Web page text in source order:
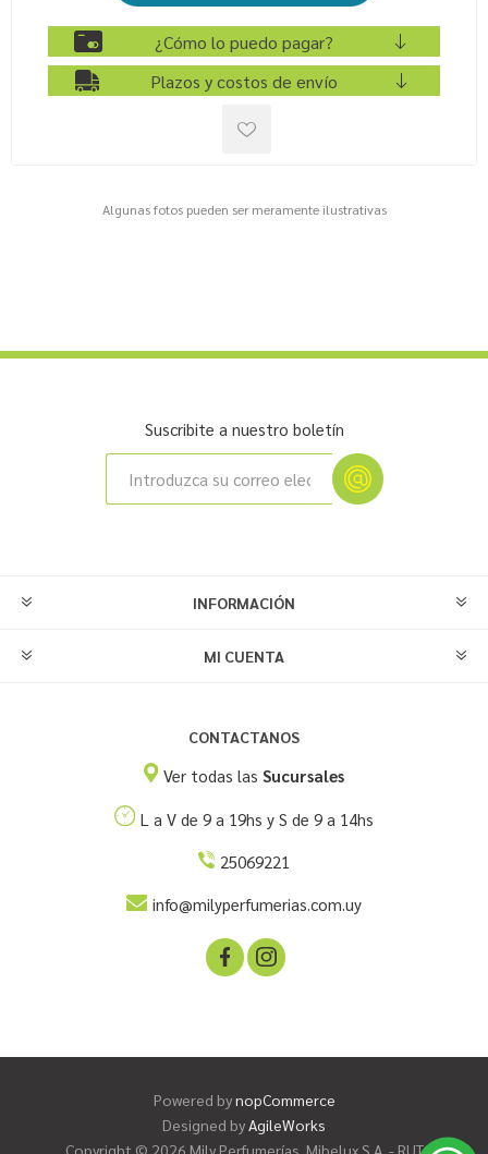
¿Cómo lo puedo pagar?
Plazos y costos de envío
Algunas fotos pueden ser meramente ilustrativas
Suscribite a nuestro boletín
INFORMACIÓN
MI CUENTA
CONTACTANOS
Ver todas lasSucursales
L a V de 9 a 19hs y S de 9 a 14hs
25069221
info@milyperfumerias.com.uy
Powered bynopCommerce
Designed byAgileWorks
Copyright © 2026 Mily Perfumerías. Mibelux S.A. - RUT